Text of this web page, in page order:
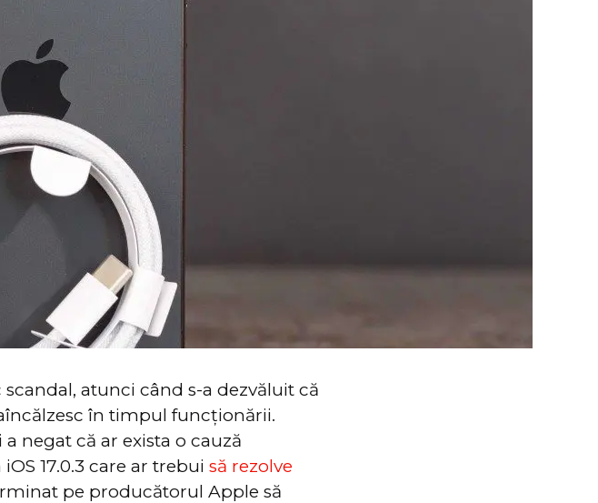
atunci când s-a dezvăluit că
în timpul funcționării.
negat că ar exista o cauză
17.0.3 care ar trebui să rezolve
pe producătorul Apple să